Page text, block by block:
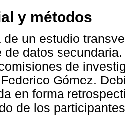
y métodos
de un estudio
de datos
de
Gómez.
en forma
de los